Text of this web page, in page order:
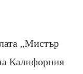
„Мистър
Калифорния